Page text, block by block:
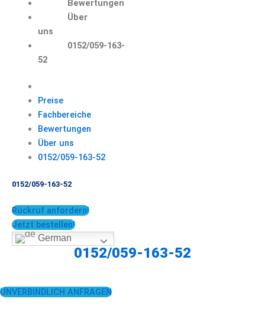
Bewertungen
Über
uns
0152/059-163-
52
Preise
Fachbereiche
Bewertungen
Über uns
0152/059-163-52
0152/059-163-52
Rückruf anfordern!
Jetzt bestellen!
German
0152/059-163-52
UNVERBINDLICH ANFRAGEN